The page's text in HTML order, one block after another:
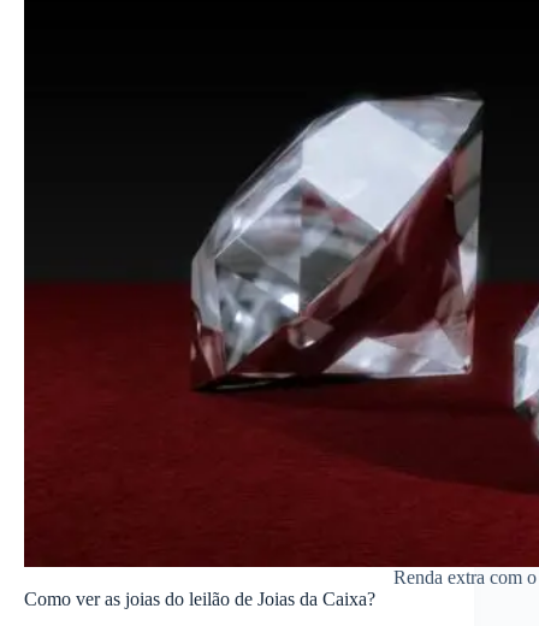
Renda extra com
Como ver as joias do leilão de Joias da Caixa?